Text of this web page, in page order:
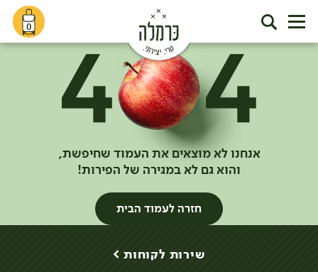
0
אנחנו לא מוצאים את העמוד שחיפשת,
והוא גם לא במגירה של הפירות!
חזרה לעמוד הבית
שירות לקוחות >